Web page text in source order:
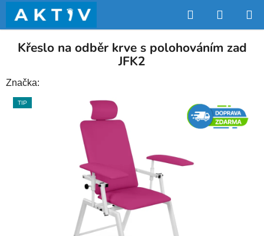
obsah
Hledat
KOŠÍK
Křeslo na odběr krve s polohováním zad
JFK2
Značka:
TIP